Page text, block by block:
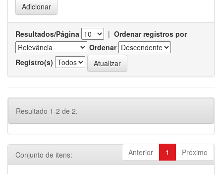
Resultados/Página | Ordenar registros por
Ordenar
Registro(s)
Resultado 1-2 de 2.
Anterior 1 Próximo
Conjunto de itens: